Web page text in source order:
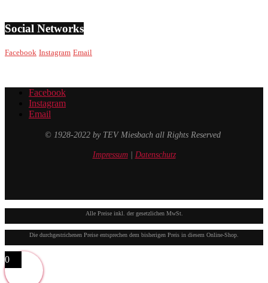
Social Networks
Facebook Instagram Email
Facebook
Instagram
Email
© 1928-2022 by TEV Miesbach all Rights Reserved
Impressum| Datenschutz
Alle Preise inkl. der gesetzlichen MwSt.
Die durchgestrichenen Preise entsprechen dem bisherigen Preis in diesem Online-Shop.
0